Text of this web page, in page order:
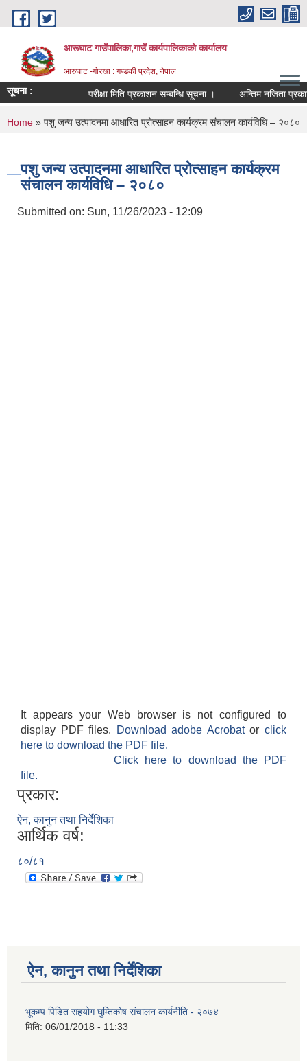
Skip to main content
आरूघाट गाउँपालिका,गाउँ कार्यपालिकाको कार्यालय
आरुघाट -गोरखा : गण्डकी प्रदेश, नेपाल
सूचना : परीक्षा मिति प्रकाशन सम्बन्धि सूचना । अन्तिम नजिता प्रकाशन
You are here
Home » पशु जन्य उत्पादनमा आधारित प्रोत्साहन कार्यक्रम संचालन कार्यविधि – २०८०
पशु जन्य उत्पादनमा आधारित प्रोत्साहन कार्यक्रम
संचालन कार्यविधि – २०८०
Submitted on: Sun, 11/26/2023 - 12:09
It appears your Web browser is not configured to
display PDF files.
Download adobe Acrobatorclick
here to download the PDF file.
Click here to download the PDF
file.
प्रकार:
ऐन, कानुन तथा निर्देशिका
आर्थिक वर्ष:
८०/८१
ऐन, कानुन तथा निर्देशिका
भूकम्प पिडित सहयोग घुम्तिकोष संचालन कार्यनीति - २०७४
मिति: 06/01/2018 - 11:33